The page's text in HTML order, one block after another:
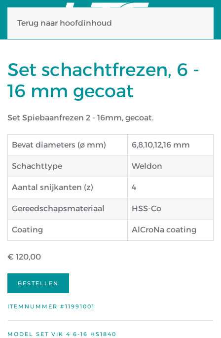
Terug naar hoofdinhoud
Set schachtfrezen, 6 -
16 mm gecoat
Set Spiebaanfrezen 2 - 16mm, gecoat.
Bevat diameters (ø mm) 6,8,10,12,16 mm
Schachttype Weldon
Aantal snijkanten (z) 4
Gereedschapsmateriaal HSS-Co
Coating AlCroNa coating
€ 120,00
BESTELLEN
ITEMNUMMER #11991001
MODEL SET VIK 4 6-16 HS1840